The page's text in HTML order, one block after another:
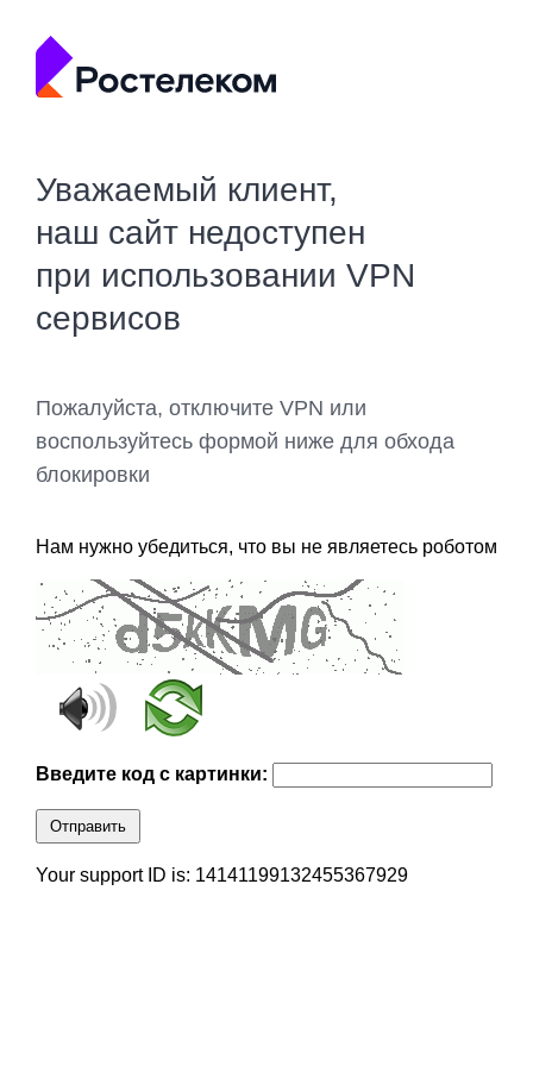
Уважаемый клиент,
наш сайт недоступен
при использовании VPN
сервисов
Пожалуйста, отключите VPN или
воспользуйтесь формой ниже для обхода
блокировки
Нам нужно убедиться, что вы не являетесь роботом
Введите код с картинки:
Отправить
Your support ID is: 14141199132455367929